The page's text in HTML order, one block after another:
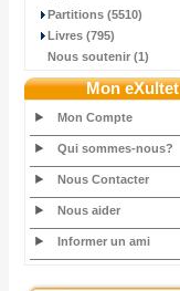
Partitions (5510)
Livres (795)
Nous soutenir (1)
Mon eXultet
Mon Compte
Qui sommes-nous?
Nous Contacter
Nous aider
Informer un ami